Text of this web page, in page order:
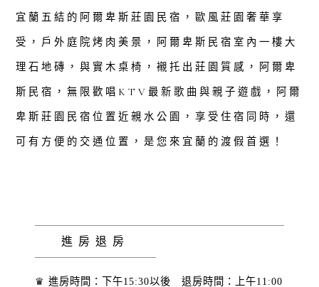
宜蘭五結的阿爾卑斯莊園民宿，歐風莊園奢華享
受，戶外庭院烤肉美景，阿爾卑斯民宿室內一樓大
理石地磚，與實木桌椅，襯托出莊園質感，阿爾卑
斯民宿，無限歡唱KTV最新歌曲與親子遊戲，阿爾
卑斯莊園民宿位置近親水公園，享受住宿同時，還
可有方便的交通位置，是您來宜蘭的渡假首選！
進房退房
♛ 進房時間：下午15:30以後 退房時間：上午11:00